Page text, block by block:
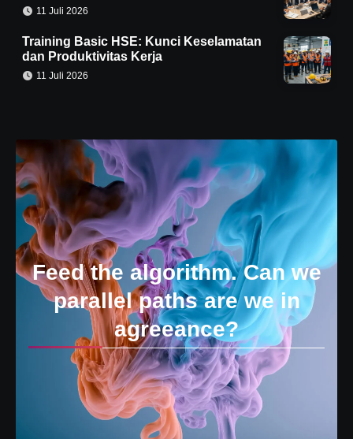
11 Juli 2026
Training Basic HSE: Kunci Keselamatan
dan Produktivitas Kerja
11 Juli 2026
Feed the algorithm. Can we
parallel paths are we in
agreeance?